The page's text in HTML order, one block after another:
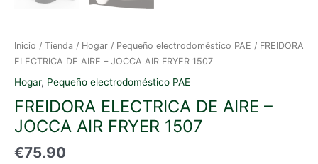
Inicio / Tienda / Hogar / Pequeño electrodoméstico PAE / FREIDORA
ELECTRICA DE AIRE – JOCCA AIR FRYER 1507
Hogar, Pequeño electrodoméstico PAE
FREIDORA ELECTRICA DE AIRE –
JOCCA AIR FRYER 1507
€75.90